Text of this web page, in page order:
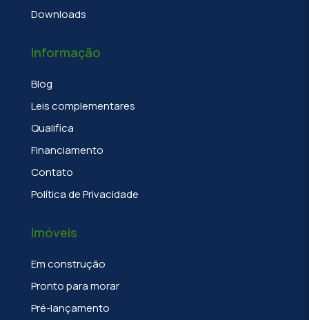
Downloads
Informação
Blog
Leis complementares
Qualifica
Financiamento
Contato
Política de Privacidade
Imóveis
Em construção
Pronto para morar
Pré-lançamento